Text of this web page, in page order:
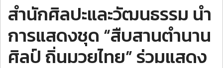
สำนักศิลปะและวัฒนธรรม นำ
การแสดงชุด “สืบสานตำนาน
ศิลป์ ถิ่นมวยไทย” ร่วมแสดง